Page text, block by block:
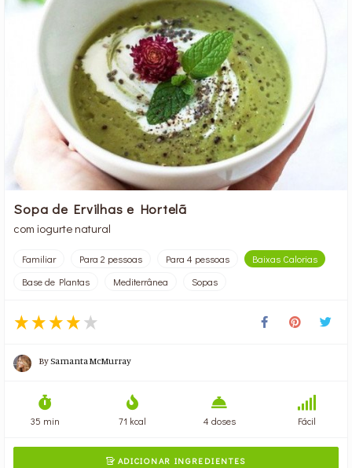
Sopa de Ervilhas e Hortelã
com iogurte natural
Familiar Para 2 pessoas Para 4 pessoas
Baixas Calorias
Base de Plantas
Mediterrânea Sopas
BySamanta McMurray
35 min 71 kcal 4 doses Fácil
ADICIONAR INGREDIENTES